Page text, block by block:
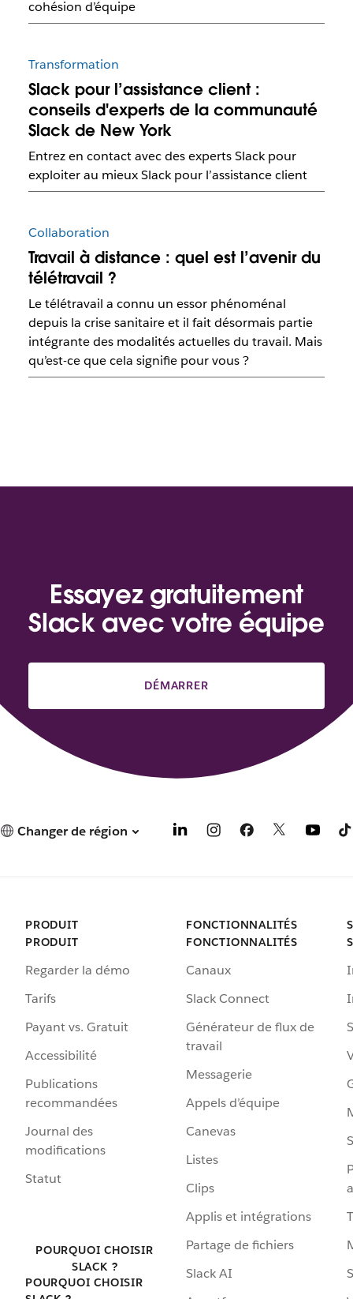
cohésion d’équipe
Transformation
Slack pour l’assistance client :
conseils d'experts de la communauté
Slack de New York
Entrez en contact avec des experts Slack pour
exploiter au mieux Slack pour l’assistance client
Collaboration
Travail à distance : quel est l’avenir du
télétravail ?
Le télétravail a connu un essor phénoménal
depuis la crise sanitaire et il fait désormais partie
intégrante des modalités actuelles du travail. Mais
qu’est-ce que cela signifie pour vous ?
Essayez gratuitement
Slack avec votre équipe
DÉMARRER
Changer de région
PRODUIT
PRODUIT
Regarder la démo
Tarifs
Payant vs. Gratuit
Accessibilité
Publications
recommandées
Journal des
modifications
Statut
POURQUOI CHOISIR
SLACK ?
POURQUOI CHOISIR
FONCTIONNALITÉS
FONCTIONNALITÉS
Canaux
Slack Connect
Générateur de flux de
travail
Messagerie
Appels d’équipe
Canevas
Listes
Clips
Applis et intégrations
Partage de fichiers
Slack AI